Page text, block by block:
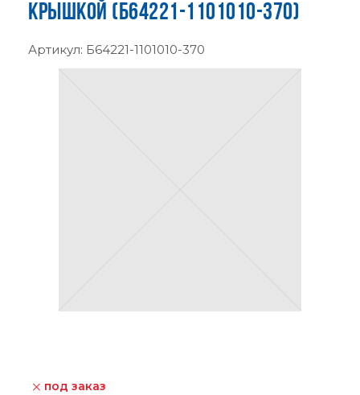
КРЫШКОЙ (Б64221-1101010-370)
Артикул: Б64221-1101010-370
под заказ